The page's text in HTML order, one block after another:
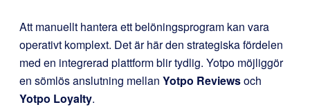
Att manuellt hantera ett belöningsprogram kan vara
operativt komplext. Det är här den strategiska fördelen
med en integrerad plattform blir tydlig. Yotpo möjliggör
en sömlös anslutning mellan Yotpo Reviewsoch
Yotpo Loyalty.